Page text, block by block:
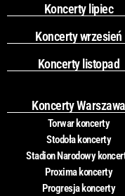
Koncerty lipiec
Koncerty wrzesień
Koncerty listopad
Koncerty Warszawa
Torwar koncerty
Stodoła koncerty
Stadion Narodowy
Proxima koncerty
Progresja koncerty